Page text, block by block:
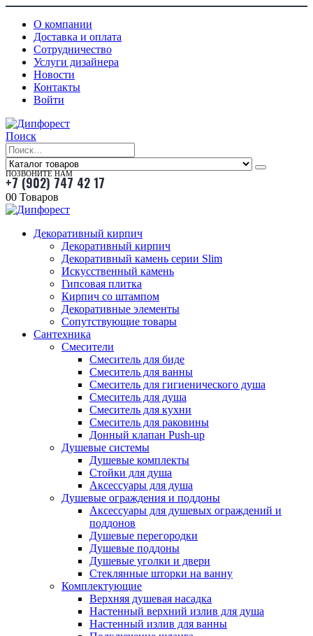
О компании
Доставка и оплата
Сотрудничество
Услуги дизайнера
Новости
Контакты
Войти
Поиск
ПОЗВОНИТЕ НАМ
+7 (902) 747 42 17
00 Товаров
Декоративный кирпич
Декоративный кирпич
Декоративный камень серии Slim
Искусственный камень
Гипсовая плитка
Кирпич со штампом
Декоративные элементы
Сопутствующие товары
Сантехника
Смесители
Смеситель для биде
Смеситель для ванны
Смеситель для гигиенического душа
Смеситель для душа
Смеситель для кухни
Смеситель для раковины
Донный клапан Push-up
Душевые системы
Душевые комплекты
Стойки для душа
Аксессуары для душа
Душевые ограждения и поддоны
Аксессуары для душевых ограждений и
поддонов
Душевые перегородки
Душевые поддоны
Душевые уголки и двери
Стеклянные шторки на ванну
Комплектующие
Верхняя душевая насадка
Настенный верхний излив для душа
Настенный излив для ванны